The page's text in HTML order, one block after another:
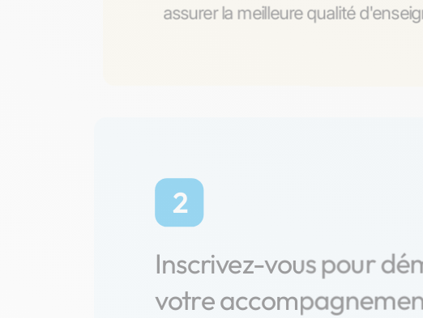
assurer la meilleure qualité
2
Inscrivez-vous pour
votre